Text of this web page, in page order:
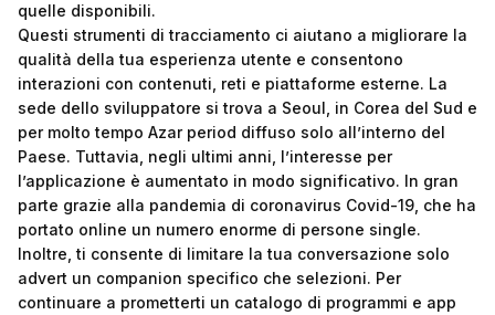
quelle disponibili.
Questi strumenti di tracciamento ci aiutano a migliorare la
qualità della tua esperienza utente e consentono
interazioni con contenuti, reti e piattaforme esterne. La
sede dello sviluppatore si trova a Seoul, in Corea del Sud e
per molto tempo Azar period diffuso solo all’interno del
Paese. Tuttavia, negli ultimi anni, l’interesse per
l’applicazione è aumentato in modo significativo. In gran
parte grazie alla pandemia di coronavirus Covid-19, che ha
portato online un numero enorme di persone single.
Inoltre, ti consente di limitare la tua conversazione solo
advert un companion specifico che selezioni. Per
continuare a prometterti un catalogo di programmi e app